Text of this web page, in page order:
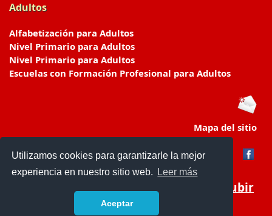
Utilizamos cookies para garantizarle la mejor
experiencia en nuestro sitio web.
Leer más
Aceptar
Adultos
Alfabetización para Adultos
Nivel Primario para Adultos
Nivel Primario para Adultos
Escuelas con Formación Profesional para Adultos
Mapa del sitio
Subir